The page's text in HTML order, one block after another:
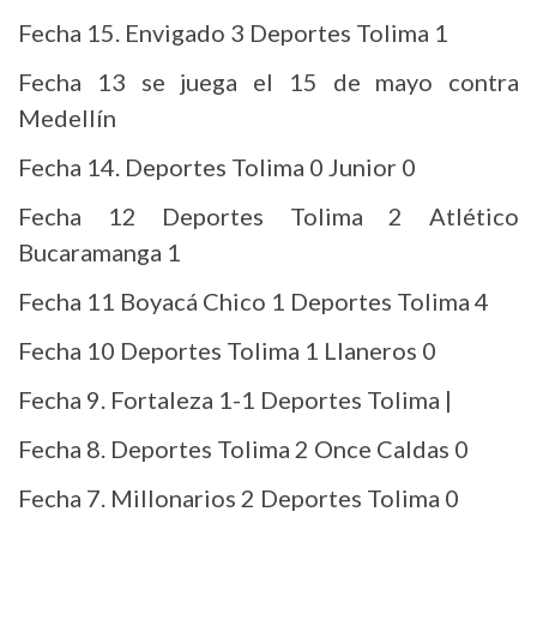
Fecha 15. Envigado 3 Deportes Tolima 1
Fecha 13 se juega el 15 de mayo contra
Medellín
Fecha 14. Deportes Tolima 0 Junior 0
Fecha 12 Deportes Tolima 2 Atlético
Bucaramanga 1
Fecha 11 Boyacá Chico 1 Deportes Tolima 4
Fecha 10 Deportes Tolima 1 Llaneros 0
Fecha 9. Fortaleza 1-1 Deportes Tolima |
Fecha 8. Deportes Tolima 2 Once Caldas 0
Fecha 7. Millonarios 2 Deportes Tolima 0